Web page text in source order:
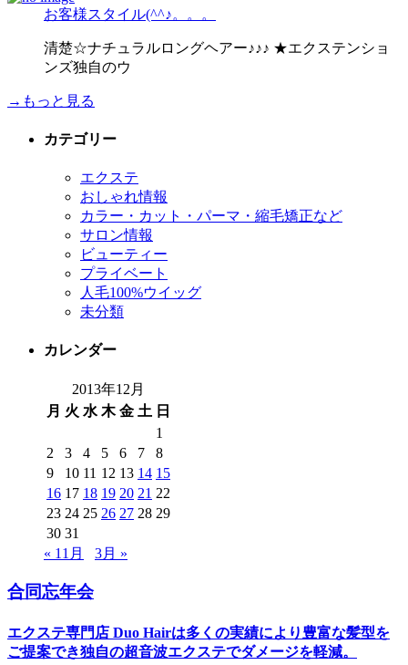
お客様スタイル(^^♪。。。
清楚☆ナチュラルロングヘアー♪♪♪ ★エクステンショ
ンズ独自のウ
→もっと見る
カテゴリー
エクステ
おしゃれ情報
カラー・カット・パーマ・縮毛矯正など
サロン情報
ビューティー
プライベート
人毛100%ウイッグ
未分類
カレンダー
2013年12月
月 火 水 木 金 土 日
1
2
3 4 5 6 7
8
9
10 11 12 13 14 15
16 17 18 19 20 21 22
23 24 25 26 27 28 29
30 31
« 11月
3月 »
合同忘年会
エクステ専門店 Duo Hairは多くの実績により豊富な髪型を
ご提案でき独自の超音波エクステでダメージを軽減。